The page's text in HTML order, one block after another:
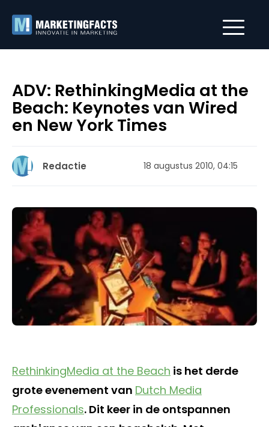
ADV: RethinkingMedia at the
Beach: Keynotes van Wired
en New York Times
Redactie 18 augustus 2010, 04:15
RethinkingMedia at the Beach is het derde
grote evenement van Dutch Media
Professionals. Dit keer in de ontspannen